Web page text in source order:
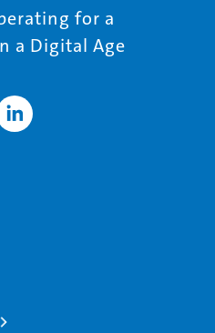
for a
a Digital Age